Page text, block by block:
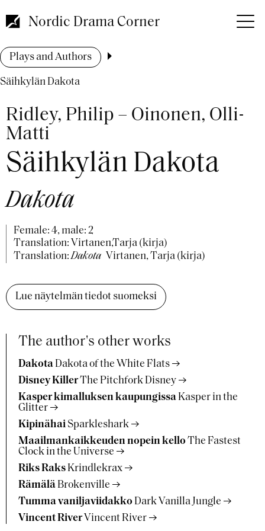
to
main
Nordic Drama Corner
Breadcrumb
Plays and Authors
Säihkylän Dakota
Ridley, Philip – Oinonen, Olli-
Matti
Säihkylän Dakota
Dakota
Female: 4, male: 2
Translation: Virtanen,Tarja (kirja)
Translation:Dakota Virtanen, Tarja (kirja)
Lue näytelmän tiedot suomeksi
The author's other works
Dakota Dakota of the White Flats
Disney KillerThe Pitchfork Disney
Kasper kimalluksen kaupungissa Kasper in the
Glitter
KipinähaiSparkleshark
Maailmankaikkeuden nopein kelloThe Fastest
Clock in the Universe
Riks Raks Krindlekrax
Rämälä Brokenville
Tumma vaniljaviidakko Dark Vanilla Jungle
Vincent River Vincent River